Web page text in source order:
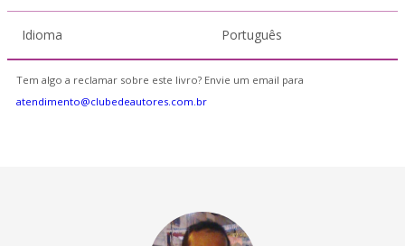
Idioma Português
Tem algo a reclamar sobre este livro? Envie um email para
atendimento@clubedeautores.com.br